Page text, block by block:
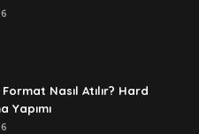
Nasıl Atılır? Hard
Yapımı